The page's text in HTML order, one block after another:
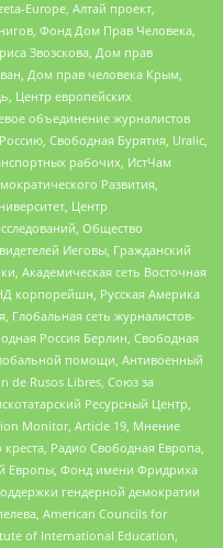
Europe, Алтай проект,
Фонд Дом Прав Человека,
Звозскова, Дом прав
Дом прав человека Крым,
Центр европейских
объединение журналистов
Свободная Бурятия, Uralic,
рабочих, ИстЧам
Развития,
Центр
Общество
Иеговы, Гражданский
Академическая сеть Восточная
корпорейшн, Русская Америка
Глобальная сеть журналистов-
Россия Берлин, Свободная
помощи, Антивоенный
de Rusos Libres, Союз за
Ресурсный Центр,
Monitor, Article 19, Мнение
Радио Свободная Европа,
Европы, Фонд имени Фридриха
гендерной демократии
American Councils for
of International Education,